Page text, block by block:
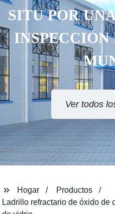
SERVICIO
Ver todos los
Hogar
Productos
Ladrillo refractario de óxido de